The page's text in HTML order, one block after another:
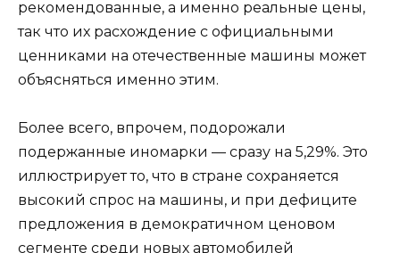
рекомендованные, а именно реальные цены,
так что их расхождение с официальными
ценниками на отечественные машины может
объясняться именно этим.
Более всего, впрочем, подорожали
подержанные иномарки — сразу на 5,29%. Это
иллюстрирует то, что в стране сохраняется
высокий спрос на машины, и при дефиците
предложения в демократичном ценовом
сегменте среди новых автомобилей